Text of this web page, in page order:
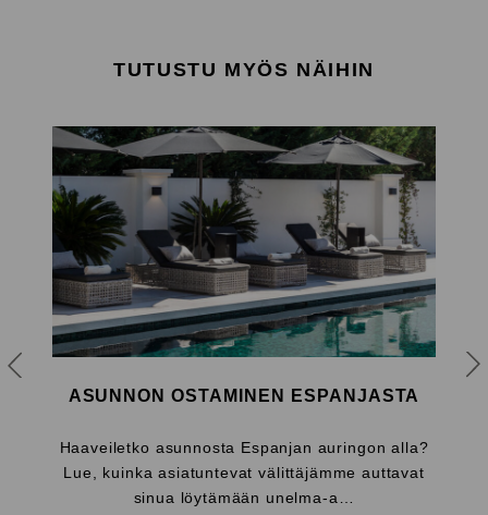
TUTUSTU MYÖS NÄIHIN
A
u
n
n
o
n
o
s
a
i
n
e
ASUNNON OSTAMINEN ESPANJASTA
Haaveiletko asunnosta Espanjan auringon alla?
Lue, kuinka asiatuntevat välittäjämme auttavat
sinua löytämään unelma-a…